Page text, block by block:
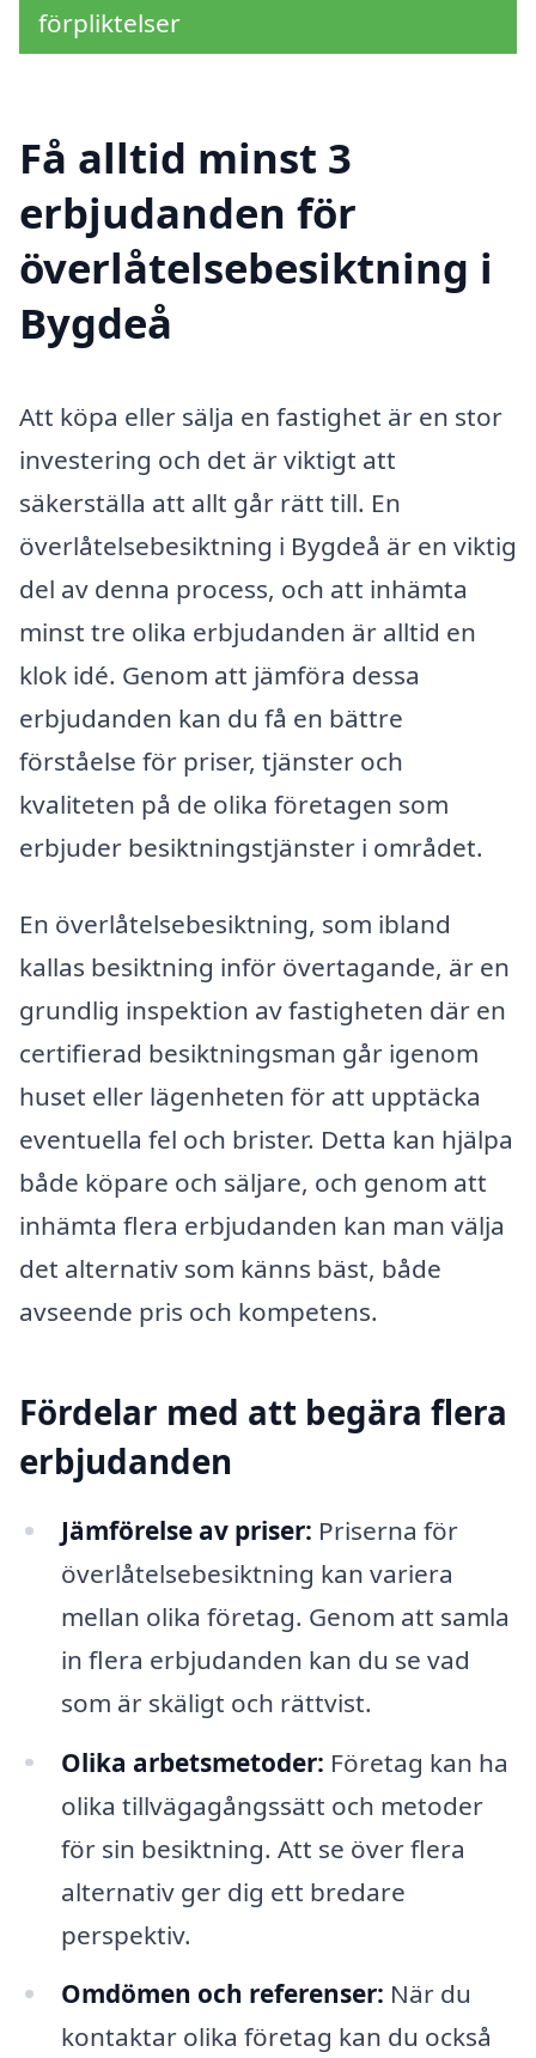
förpliktelser
Få alltid minst 3
erbjudanden för
överlåtelsebesiktning i
Bygdeå
Att köpa eller sälja en fastighet är en stor
investering och det är viktigt att
säkerställa att allt går rätt till. En
överlåtelsebesiktning i Bygdeå är en viktig
del av denna process, och att inhämta
minst tre olika erbjudanden är alltid en
klok idé. Genom att jämföra dessa
erbjudanden kan du få en bättre
förståelse för priser, tjänster och
kvaliteten på de olika företagen som
erbjuder besiktningstjänster i området.
En överlåtelsebesiktning, som ibland
kallas besiktning inför övertagande, är en
grundlig inspektion av fastigheten där en
certifierad besiktningsman går igenom
huset eller lägenheten för att upptäcka
eventuella fel och brister. Detta kan hjälpa
både köpare och säljare, och genom att
inhämta flera erbjudanden kan man välja
det alternativ som känns bäst, både
avseende pris och kompetens.
Fördelar med att begära flera
erbjudanden
Jämförelse av priser: Priserna för
överlåtelsebesiktning kan variera
mellan olika företag. Genom att samla
in flera erbjudanden kan du se vad
som är skäligt och rättvist.
Olika arbetsmetoder: Företag kan ha
olika tillvägagångssätt och metoder
för sin besiktning. Att se över flera
alternativ ger dig ett bredare
perspektiv.
Omdömen och referenser: När du
kontaktar olika företag kan du också